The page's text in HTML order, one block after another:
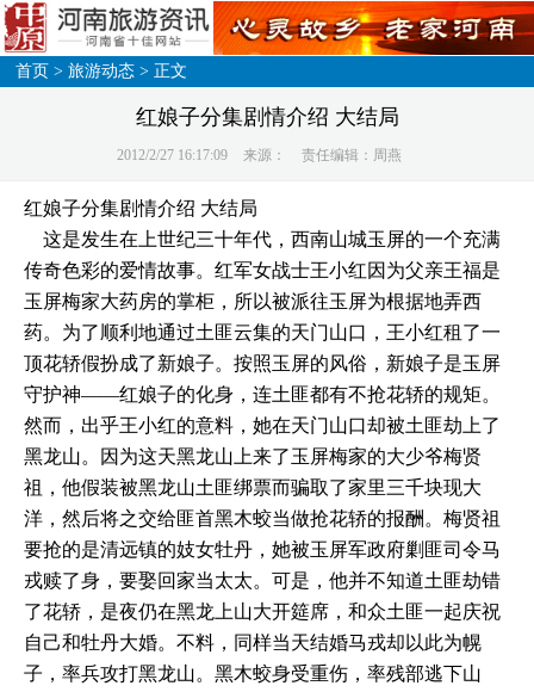
首页 >旅游动态 > 正文
红娘子分集剧情介绍 大结局
2012/2/27 16:17:09 来源： 责任编辑：周燕
红娘子分集剧情介绍 大结局
这是发生在上世纪三十年代，西南山城玉屏的一个充满
传奇色彩的爱情故事。红军女战士王小红因为父亲王福是
玉屏梅家大药房的掌柜，所以被派往玉屏为根据地弄西
药。为了顺利地通过土匪云集的天门山口，王小红租了一
顶花轿假扮成了新娘子。按照玉屏的风俗，新娘子是玉屏
守护神——红娘子的化身，连土匪都有不抢花轿的规矩。
然而，出乎王小红的意料，她在天门山口却被土匪劫上了
黑龙山。因为这天黑龙山上来了玉屏梅家的大少爷梅贤
祖，他假装被黑龙山土匪绑票而骗取了家里三千块现大
洋，然后将之交给匪首黑木蛟当做抢花轿的报酬。梅贤祖
要抢的是清远镇的妓女牡丹，她被玉屏军政府剿匪司令马
戎赎了身，要娶回家当太太。可是，他并不知道土匪劫错
了花轿，是夜仍在黑龙上山大开筵席，和众土匪一起庆祝
自己和牡丹大婚。不料，同样当天结婚马戎却以此为幌
子，率兵攻打黑龙山。黑木蛟身受重伤，率残部逃下山